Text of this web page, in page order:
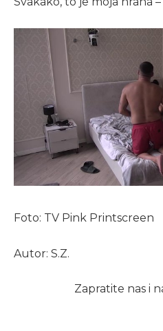
Foto: TV Pink Printscreen
Autor: S.Z.
Zapratite nas i